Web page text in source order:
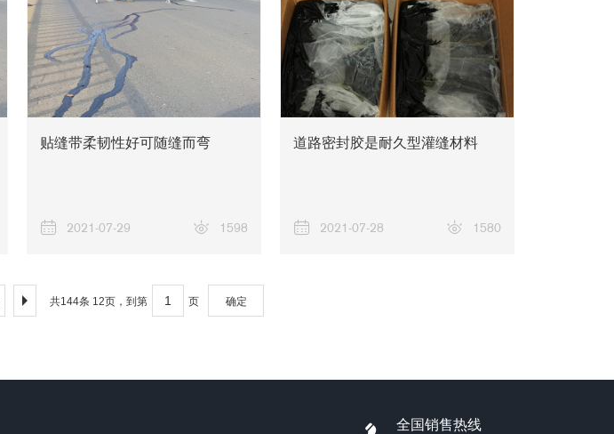
贴缝带柔韧性好可随缝而弯
2021-07-29 1598
道路密封胶是耐久型灌缝材料
2021-07-28 1580
共144条 12页，到第 页 确定
全国销售热线